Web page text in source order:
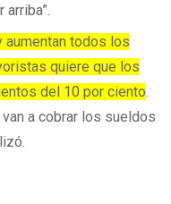
aumentan todos los
quiere que los
del 10 por ciento.
van a cobrar los sueldos